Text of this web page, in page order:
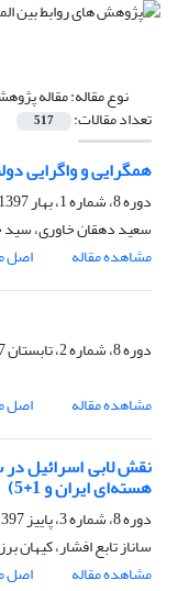
نوع مقاله:مقاله
تعداد مقالات: 517
همگرایی و واگرایی
دوره 8، شماره 1، بهار 1397، صفحه
سعید دهقان خاوری،
مشاهده مقاله
اصل
دوره 8، شماره 2، تابستان 1397، صفحه
مشاهده مقاله
اصل
نقش لابی اسرائیل در
هسته‌ای ایران و 1+5)‏
دوره 8، شماره 3، پاییز 1397، صفحه
ساناز تابع افشار،
مشاهده مقاله
اصل